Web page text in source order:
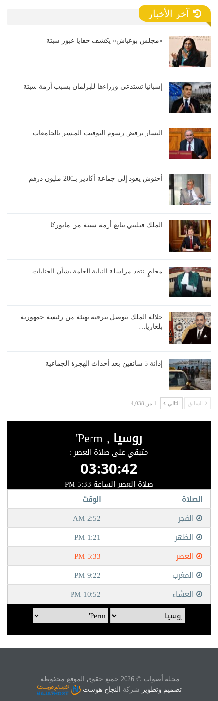
آخر الأخبار
«مجلس بوعياش» يكشف خفايا عبور سبتة
إسبانيا تستدعي وزراءها للبرلمان بسبب أزمة سبتة
اليسار يرفض رسوم التوقيت الميسر بالجامعات
أخنوش يعود إلى جماعة أكادير بـ200 مليون درهم
الملك فيليبي يتابع أزمة سبتة من مايوركا
محامٍ ينتقد مراسلة النيابة العامة بشأن الجنايات
جلالة الملك يتوصل ببرقية تهنئة من رئيسة جمهورية
بلغاريا…
إدانة 5 سائقين بعد أحداث الهجرة الجماعية
السابق التالي 1 من 4,038
مجلة أصوات © 2026 جميع حقوق الموقع محفوظة.
تصميم وتطوير شركة النجاح هوست